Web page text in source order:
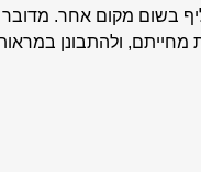
בשום מקום אחר.
מחייתם, ולהתבונן